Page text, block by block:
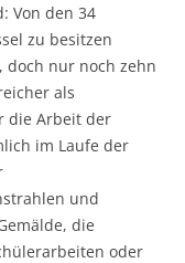
Von den 34
zu besitzen
doch nur noch zehn
als
die Arbeit der
im Laufe der
und
die
oder